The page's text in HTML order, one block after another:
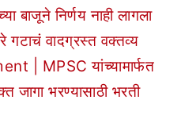
निर्णय नाही लागला
गटाचं वादग्रस्त वक्तव्य
| MPSC यांच्यामार्फत
जागा भरण्यासाठी भरती